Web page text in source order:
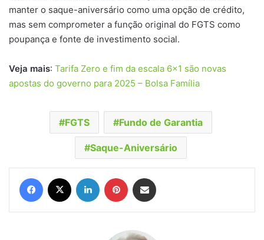
manter o saque-aniversário como uma opção de crédito,
mas sem comprometer a função original do FGTS como
poupança e fonte de investimento social.
Veja mais: Tarifa Zero e fim da escala 6×1 são novas
apostas do governo para 2025 – Bolsa Família
FGTS Fundo de Garantia
Saque-Aniversário
Facebook Linkedin Pinterest